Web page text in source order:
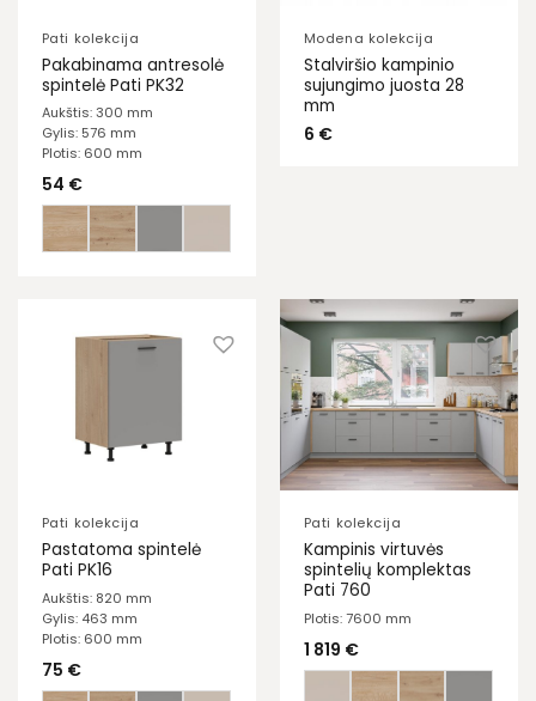
Pati kolekcija
Pakabinama antresolė
spintelė Pati PK32
Aukštis: 300 mm
Gylis: 576 mm
Plotis: 600 mm
54 €
Modena kolekcija
Stalviršio kampinio
sujungimo juosta 28
mm
6 €
Pati kolekcija
Pastatoma spintelė
Pati PK16
Aukštis: 820 mm
Gylis: 463 mm
Plotis: 600 mm
75 €
Pati kolekcija
Kampinis virtuvės
spintelių komplektas
Pati 760
Plotis: 7600 mm
1 819 €